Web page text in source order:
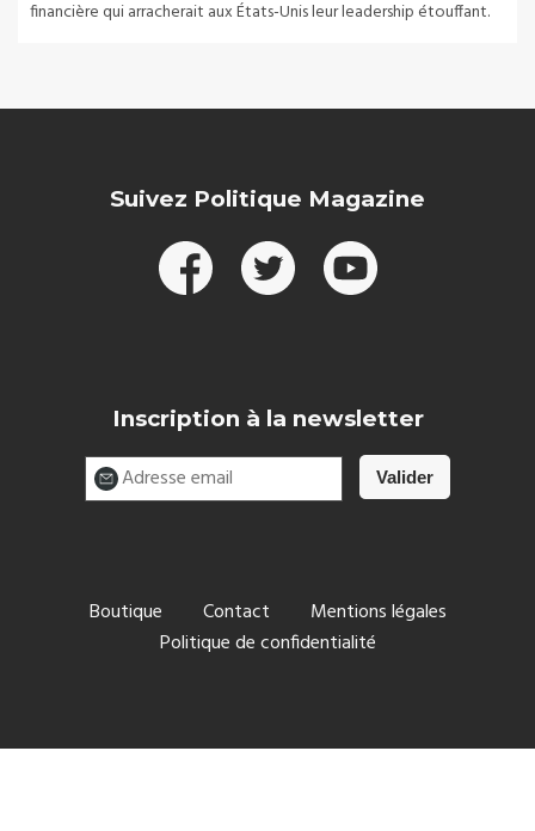
financière qui arracherait aux États-Unis leur leadership étouffant.
Suivez Politique Magazine
Inscription à la newsletter
Boutique Contact
Mentions légales
Politique de confidentialité